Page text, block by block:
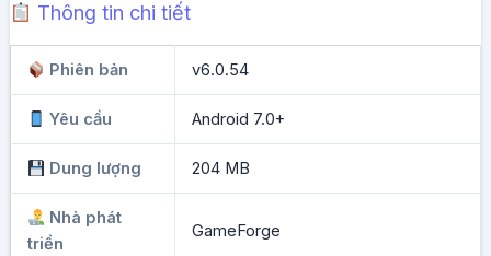
Thông tin chi tiết
Phiên bản v6.0.54
Yêu cầu Android 7.0+
Dung lượng 204 MB
Nhà phát
triển
GameForge